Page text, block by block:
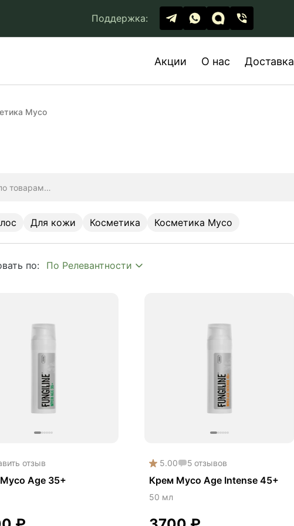
Поддержка:
Акции О нас Доставка
Myco
Для кожи Косметика Косметика Myco
Myco
по:
отзыв
Age 35+
5.00 5 отзывов
Крем Myco Age Intense 45+
50 мл